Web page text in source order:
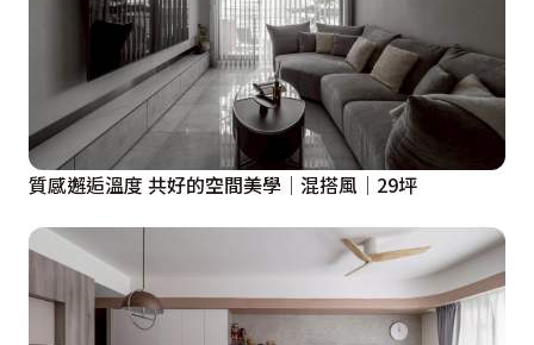
質感邂逅溫度 共好的空間美學│混搭風│29坪